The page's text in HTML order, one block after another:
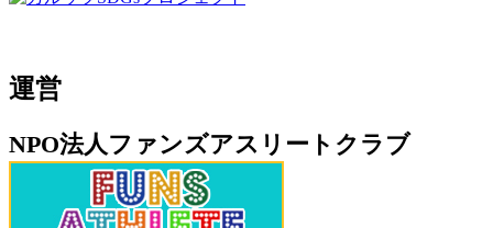
運営
NPO法人ファンズアスリートクラブ